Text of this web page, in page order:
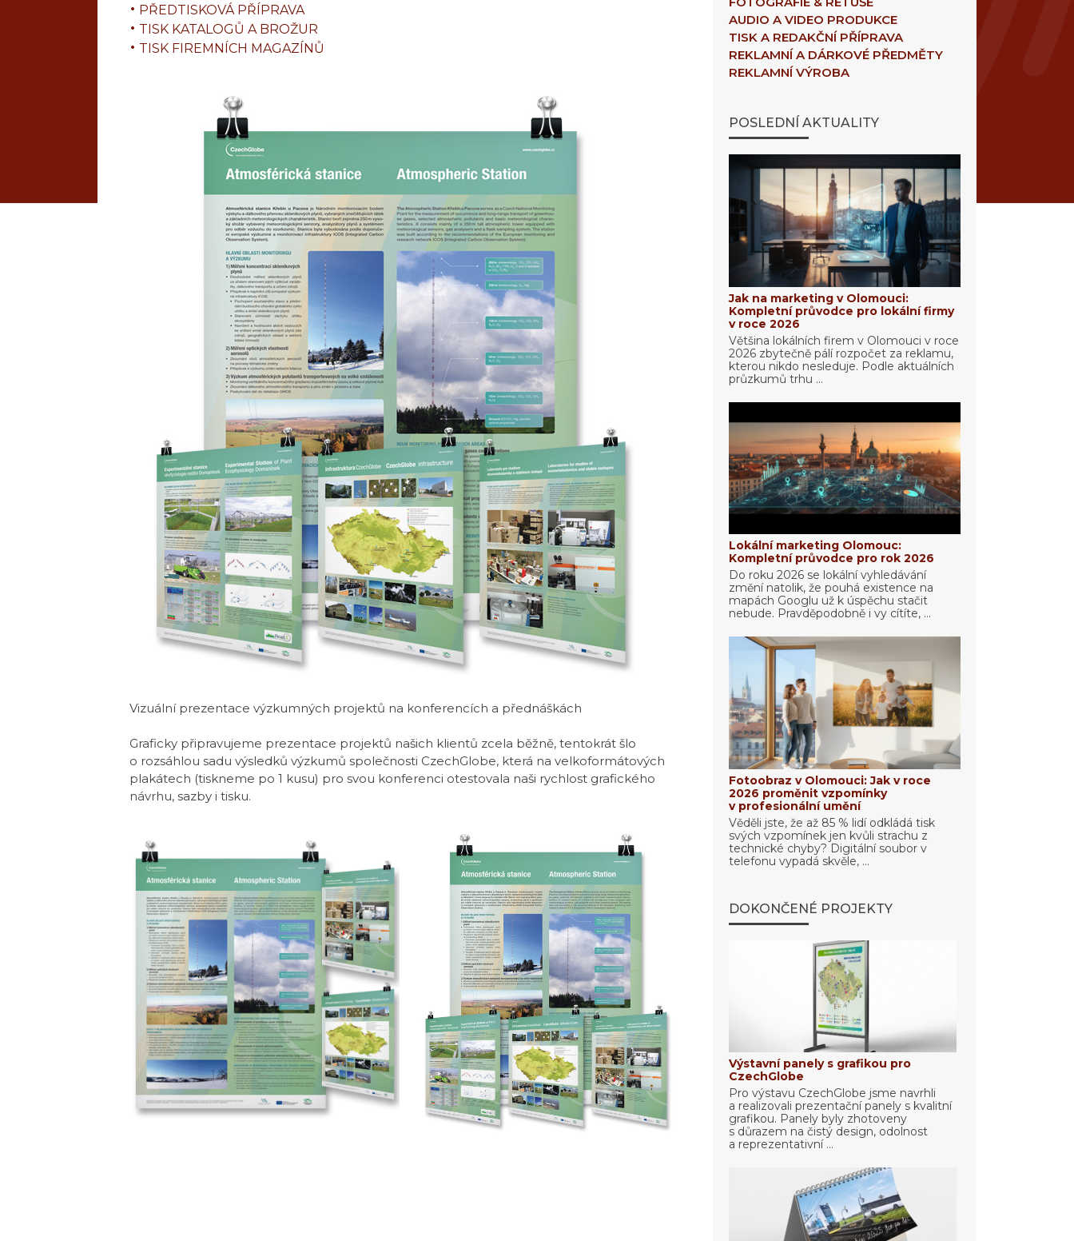
PŘEDTISKOVÁ PŘÍPRAVA
TISK KATALOGŮ A BROŽUR
TISK FIREMNÍCH MAGAZÍNŮ
Vizuální prezentace výzkumných projektů na konferencích a přednáškách
Graficky připravujeme prezentace projektů našich klientů zcela běžně, tentokrát šlo
o rozsáhlou sadu výsledků výzkumů společnosti CzechGlobe, která na velkoformátových
plakátech (tiskneme po 1 kusu) pro svou konferenci otestovala naši rychlost grafického
návrhu, sazby i tisku.
AUDIO A VIDEO PRODUKCE
TISK A REDAKČNÍ PŘÍPRAVA
REKLAMNÍ A DÁRKOVÉ PŘEDMĚTY
REKLAMNÍ VÝROBA
POSLEDNÍ AKTUALITY
Jak na marketing v Olomouci:
Kompletní průvodce pro lokální firmy
v roce 2026
Většina lokálních firem v Olomouci v roce
2026 zbytečně pálí rozpočet za reklamu,
kterou nikdo nesleduje. Podle aktuálních
průzkumů trhu ...
Lokální marketing Olomouc:
Kompletní průvodce pro rok 2026
Do roku 2026 se lokální vyhledávání
změní natolik, že pouhá existence na
mapách Googlu už k úspěchu stačit
nebude. Pravděpodobně i vy cítíte, ...
Fotoobraz v Olomouci: Jak v roce
2026 proměnit vzpomínky
v profesionální umění
Věděli jste, že až 85 % lidí odkládá tisk
svých vzpomínek jen kvůli strachu z
technické chyby? Digitální soubor v
telefonu vypadá skvěle, ...
DOKONČENÉ PROJEKTY
Výstavní panely s grafikou pro
CzechGlobe
Pro výstavu CzechGlobe jsme navrhli
a realizovali prezentační panely s kvalitní
grafikou. Panely byly zhotoveny
s důrazem na čistý design, odolnost
a reprezentativní ...